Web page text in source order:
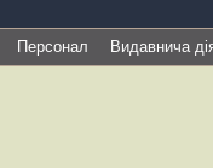
Персонал Видавнича